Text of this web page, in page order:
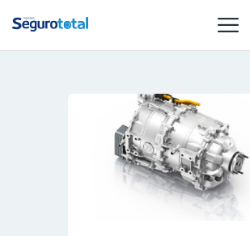
NOTÍCIAS
REVISTA
ESPECIAIS
GAIVOTA DE